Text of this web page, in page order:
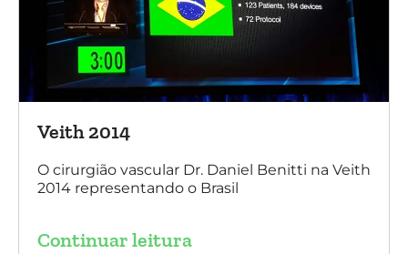
Veith 2014
O cirurgião vascular Dr. Daniel Benitti na Veith
2014 representando o Brasil
Continuar leitura